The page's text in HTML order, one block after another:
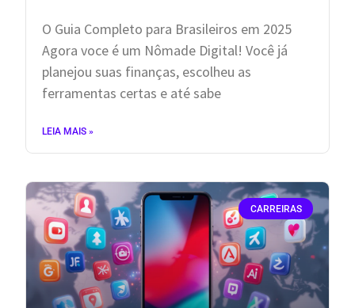
O Guia Completo para Brasileiros em 2025
Agora voce é um Nômade Digital! ​Você já
planejou suas finanças, escolheu as
ferramentas certas e até sabe
LEIA MAIS »
CARREIRAS